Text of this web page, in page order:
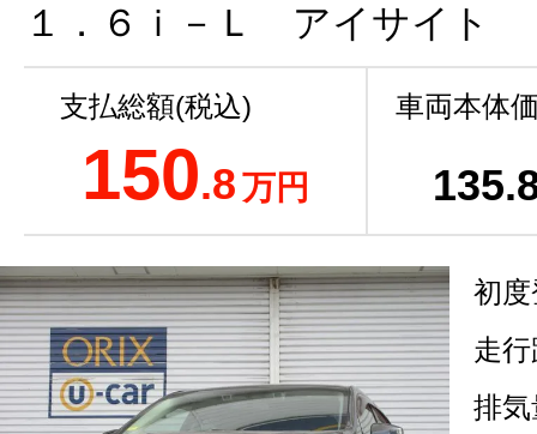
１．６ｉ－Ｌ アイサイト
支払総額(税込)
150.8万円
車両本体
135
初
走
排気